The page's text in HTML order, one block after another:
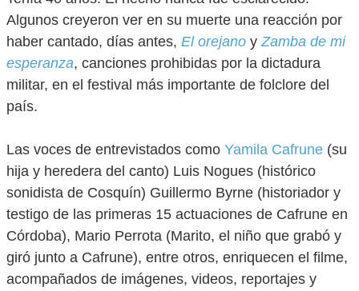
Algunos creyeron ver en su muerte una reacción por
haber cantado, días antes, El orejano y Zamba de mi
esperanza, canciones prohibidas por la dictadura
militar, en el festival más importante de folclore del
país.
Las voces de entrevistados como Yamila Cafrune (su
hija y heredera del canto) Luis Nogues (histórico
sonidista de Cosquín) Guillermo Byrne (historiador y
testigo de las primeras 15 actuaciones de Cafrune en
Córdoba), Mario Perrota (Marito, el niño que grabó y
giró junto a Cafrune), entre otros, enriquecen el filme,
acompañados de imágenes, videos, reportajes y